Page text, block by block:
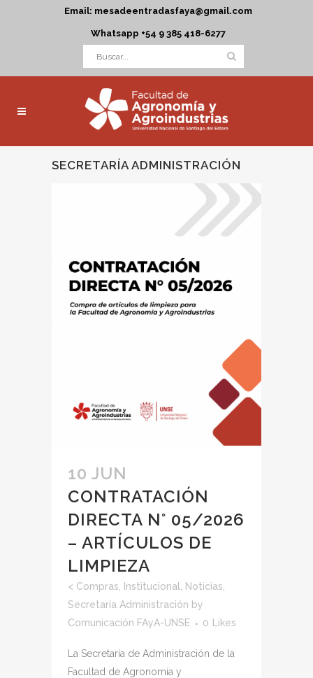
Email: mesadeentradasfaya@gmail.com
Whatsapp +54 9 385 418-6277
SECRETARÍA ADMINISTRACIÓN
10 JUN
CONTRATACIÓN
DIRECTA N° 05/2026
– ARTÍCULOS DE
LIMPIEZA
< Compras Institucional Noticias
Secretaría Administración by
Comunicación FAyA-UNSE
0 Likes
La Secretaría de Administración de la
Facultad de Agronomía y